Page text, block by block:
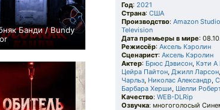
Банди / Bundy
Год: 2021
Страна: США
Производство: Amazon
Television
Дата премьеры в мире:
Режиссёр: Аксель Кэролин
Сценарист: Аксель Кэролин
Актер: Брюс Дэвисон, Кэти А
Цейра Пайтон, Джилл Ларсон,
Чарльз, Николас Александр,
Барбара Херши, Шелли
Качество: WEB-DLRip
Озвучка: многоголосый